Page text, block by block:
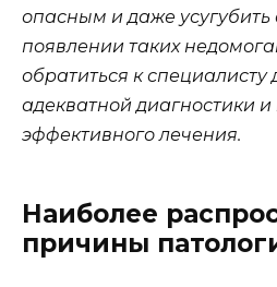
опасным и даже
появлении таких
обратиться к специалисту
адекватной диагностики
эффективного лечения.
Наиболее
причины